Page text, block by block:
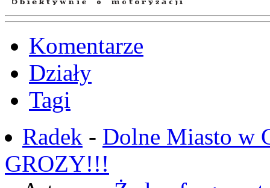
Komentarze
Działy
Tagi
Radek - Dolne Miasto w
GROZY!!!